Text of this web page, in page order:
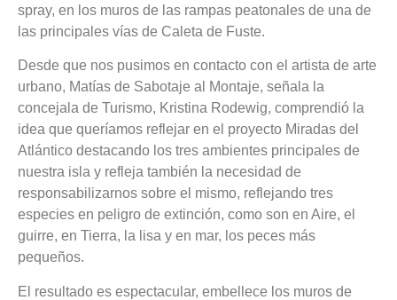
spray, en los muros de las rampas peatonales de una de
las principales vías de Caleta de Fuste.
Desde que nos pusimos en contacto con el artista de arte
urbano, Matías de Sabotaje al Montaje, señala la
concejala de Turismo, Kristina Rodewig, comprendió la
idea que queríamos reflejar en el proyecto Miradas del
Atlántico destacando los tres ambientes principales de
nuestra isla y refleja también la necesidad de
responsabilizarnos sobre el mismo, reflejando tres
especies en peligro de extinción, como son en Aire, el
guirre, en Tierra, la lisa y en mar, los peces más
pequeños.
El resultado es espectacular, embellece los muros de